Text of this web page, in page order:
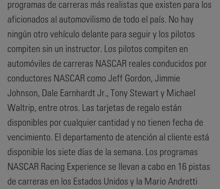
programas de carreras más realistas que existen para los
aficionados al automovilismo de todo el país. No hay
ningún otro vehículo delante para seguir y los pilotos
compiten sin un instructor. Los pilotos compiten en
automóviles de carreras NASCAR reales conducidos por
conductores NASCAR como Jeff Gordon, Jimmie
Johnson, Dale Earnhardt Jr., Tony Stewart y Michael
Waltrip, entre otros. Las tarjetas de regalo están
disponibles por cualquier cantidad y no tienen fecha de
vencimiento. El departamento de atención al cliente está
disponible los siete días de la semana. Los programas
NASCAR Racing Experience se llevan a cabo en 16 pistas
de carreras en los Estados Unidos y la Mario Andretti